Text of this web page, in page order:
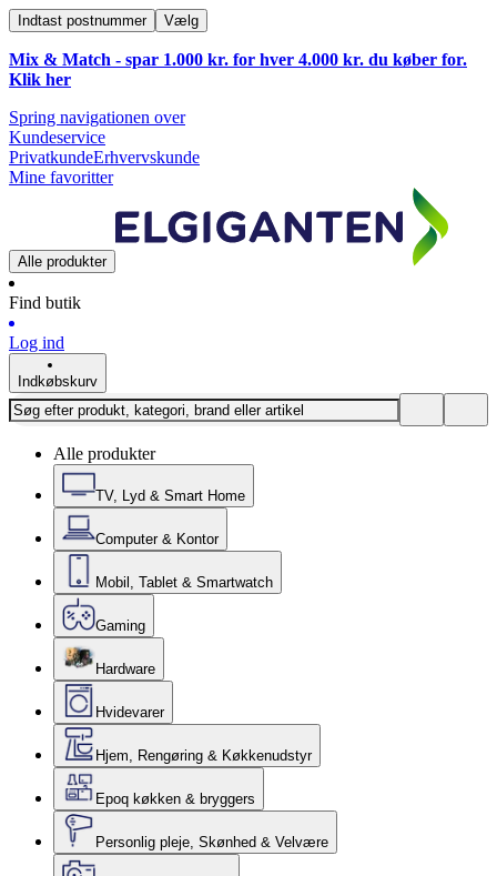
Indtast postnummer Vælg
Mix & Match - spar 1.000 kr. for hver 4.000 kr. du køber for.
Klik her
Spring navigationen over
Kundeservice
PrivatkundeErhvervskunde
Mine favoritter
Alle produkter
Find butik
Log ind
Indkøbskurv
Alle produkter
TV, Lyd & Smart Home
Computer & Kontor
Mobil, Tablet & Smartwatch
Gaming
Hardware
Hvidevarer
Hjem, Rengøring & Køkkenudstyr
Epoq køkken & bryggers
Personlig pleje, Skønhed & Velvære